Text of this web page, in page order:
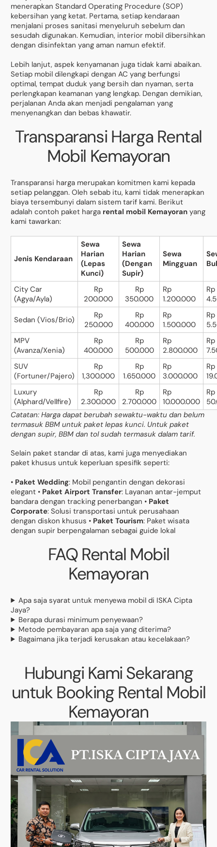
menerapkan Standard Operating Procedure (SOP)
kebersihan yang ketat. Pertama, setiap kendaraan
menjalani proses sanitasi menyeluruh sebelum dan
sesudah digunakan. Kemudian, interior mobil dibersihkan
dengan disinfektan yang aman namun efektif.
Lebih lanjut, aspek kenyamanan juga tidak kami abaikan.
Setiap mobil dilengkapi dengan AC yang berfungsi
optimal, tempat duduk yang bersih dan nyaman, serta
perlengkapan keamanan yang lengkap. Dengan demikian,
perjalanan Anda akan menjadi pengalaman yang
menyenangkan dan bebas khawatir.
Transparansi Harga Rental
Mobil Kemayoran
Transparansi harga merupakan komitmen kami kepada
setiap pelanggan. Oleh sebab itu, kami tidak menerapkan
biaya tersembunyi dalam sistem tarif kami. Berikut
adalah contoh paket harga rental mobil Kemayoran yang
kami tawarkan:
Jenis Kendaraan
Sewa
Harian
(Lepas
Kunci)
Sewa
Harian
(Dengan
Supir)
Sewa
Mingguan
City Car
(Agya/Ayla)
Rp
200.000
Rp
350.000
Rp
1.200.000
Rp
Sedan (Vios/Brio)
Rp
250.000
Rp
400.000
Rp
1.500.000
Rp
MPV
(Avanza/Xenia)
Rp
400.000
Rp
500.000
Rp
2.800.000
Rp
SUV
(Fortuner/Pajero)
Rp
1,300.000
Rp
1.650.000
Rp
3.000.000
Rp
Luxury
(Alphard/Vellfire)
Rp
2.300.000
Rp
2.700.000
Rp
10.000.000
Rp
Catatan: Harga dapat berubah sewaktu-waktu dan belum
termasuk BBM untuk paket lepas kunci. Untuk paket
dengan supir, BBM dan tol sudah termasuk dalam tarif.
Selain paket standar di atas, kami juga menyediakan
paket khusus untuk keperluan spesifik seperti:
• Paket Wedding: Mobil pengantin dengan dekorasi
elegant • Paket Airport Transfer: Layanan antar-jemput
bandara dengan tracking penerbangan • Paket
Corporate: Solusi transportasi untuk perusahaan
dengan diskon khusus • Paket Tourism: Paket wisata
dengan supir berpengalaman sebagai guide lokal
FAQ Rental Mobil
Kemayoran
Apa saja syarat untuk menyewa mobil di ISKA Cipta
Jaya?
Berapa durasi minimum penyewaan?
Metode pembayaran apa saja yang diterima?
Bagaimana jika terjadi kerusakan atau kecelakaan?
Hubungi Kami Sekarang
untuk Booking Rental Mobil
Kemayoran